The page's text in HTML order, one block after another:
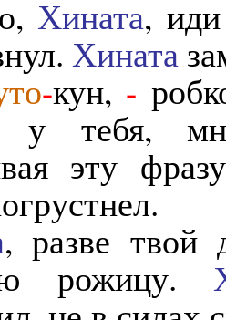
Хината,
Хината
-кун, -
у тебя,
эту
, разве
рожицу.